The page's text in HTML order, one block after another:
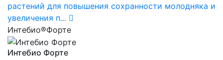
растений для повышения сохранности молодняка и
увеличения п...
Интебио®Форте
Интебио Форте